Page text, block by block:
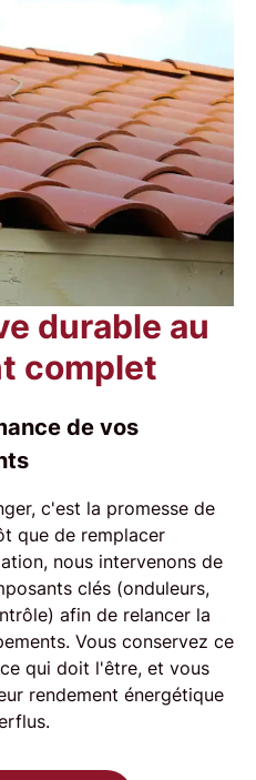
durable au
complet
de vos
c'est la promesse de
que de remplacer
nous intervenons de
clés (onduleurs,
afin de relancer la
Vous conservez ce
qui doit l'être, et vous
rendement énergétique